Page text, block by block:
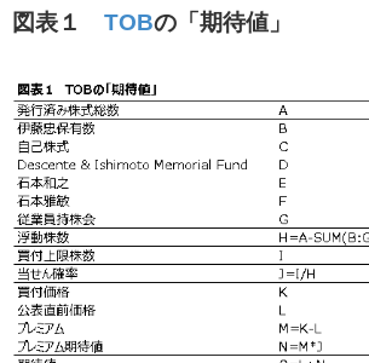
図表１ TOBの「期待値」